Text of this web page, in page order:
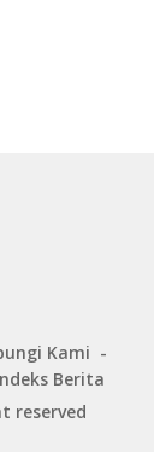
Kami
Berita
reserved